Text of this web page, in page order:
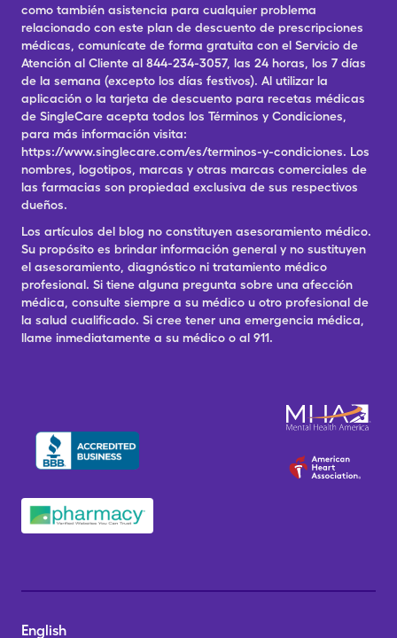
como también asistencia para cualquier problema
relacionado con este plan de descuento de prescripciones
médicas, comunícate de forma gratuita con el Servicio de
Atención al Cliente al 844-234-3057, las 24 horas, los 7 días
de la semana (excepto los días festivos). Al utilizar la
aplicación o la tarjeta de descuento para recetas médicas
de SingleCare acepta todos los Términos y Condiciones,
para más información visita:
https://www.singlecare.com/es/terminos-y-condiciones. Los
nombres, logotipos, marcas y otras marcas comerciales de
las farmacias son propiedad exclusiva de sus respectivos
dueños.
Los artículos del blog no constituyen asesoramiento médico.
Su propósito es brindar información general y no sustituyen
el asesoramiento, diagnóstico ni tratamiento médico
profesional. Si tiene alguna pregunta sobre una afección
médica, consulte siempre a su médico u otro profesional de
la salud cualificado. Si cree tener una emergencia médica,
llame inmediatamente a su médico o al 911.
English